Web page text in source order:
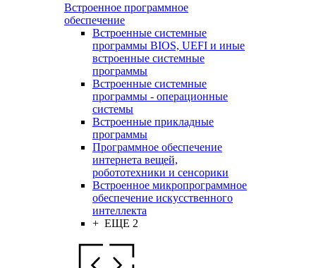
Встроенное программное
обеспечение
Встроенные системные
программы BIOS, UEFI и иные
встроенные системные
программы
Встроенные системные
программы - операционные
системы
Встроенные прикладные
программы
Программное обеспечение
интернета вещей,
робототехники и сенсорики
Встроенное микропрограммное
обеспечение искусственного
интеллекта
+ ЕЩЕ 2